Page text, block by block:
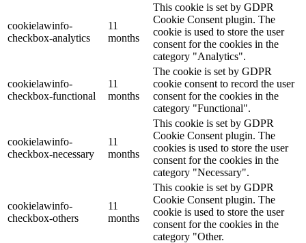
cookielawinfo-
checkbox-analytics
11
months
This cookie is set by GDPR
Cookie Consent plugin. The
cookie is used to store the user
consent for the cookies in the
category "Analytics".
cookielawinfo-
checkbox-functional
11
months
The cookie is set by GDPR
cookie consent to record the user
consent for the cookies in the
category "Functional".
cookielawinfo-
checkbox-necessary
11
months
This cookie is set by GDPR
Cookie Consent plugin. The
cookies is used to store the user
consent for the cookies in the
category "Necessary".
cookielawinfo-
checkbox-others
11
months
This cookie is set by GDPR
Cookie Consent plugin. The
cookie is used to store the user
consent for the cookies in the
category "Other.